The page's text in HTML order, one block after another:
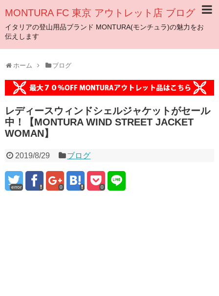
MONTURA FC 東京 アウトレット店 ブログ
イタリアの登山用品ブランド MONTURA(モンチュラ)の魅力をお
伝えします
ホーム ブログ
レディースウィンドシェルジャケットがセール
中！【MONTURA WIND STREET JACKET
WOMAN】
2019/8/29 ブログ
error 0 0